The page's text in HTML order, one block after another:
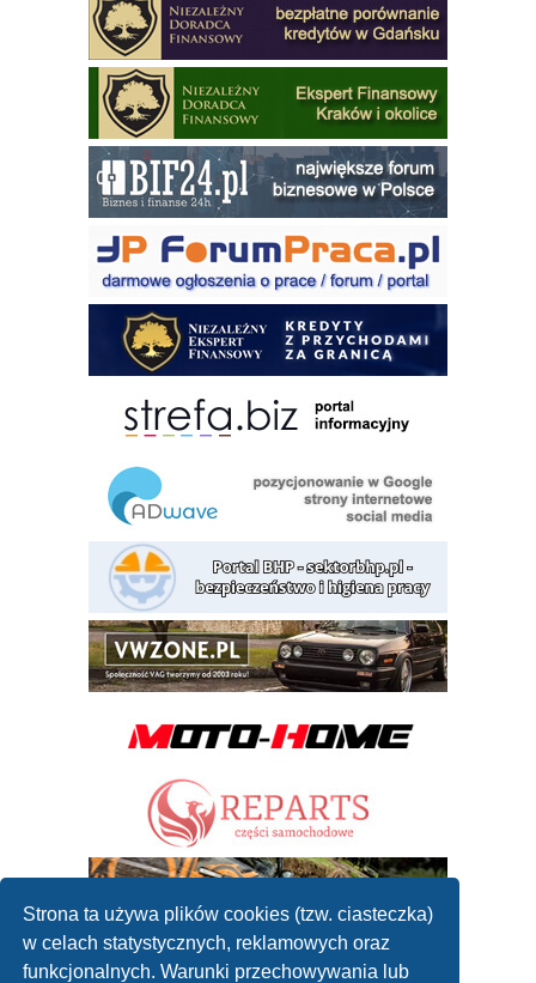
Strona ta używa plików cookies (tzw. ciasteczka)
w celach statystycznych, reklamowych oraz
funkcjonalnych. Warunki przechowywania lub